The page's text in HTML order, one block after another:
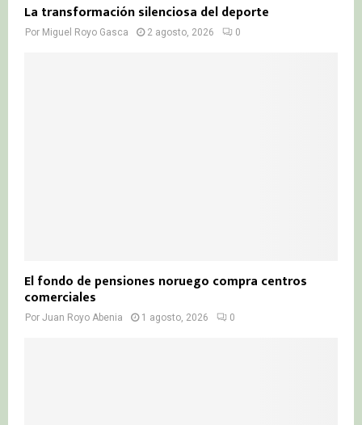
La transformación silenciosa del deporte
Por Miguel Royo Gasca 2 agosto, 2026 0
El fondo de pensiones noruego compra centros
comerciales
Por Juan Royo Abenia 1 agosto, 2026 0